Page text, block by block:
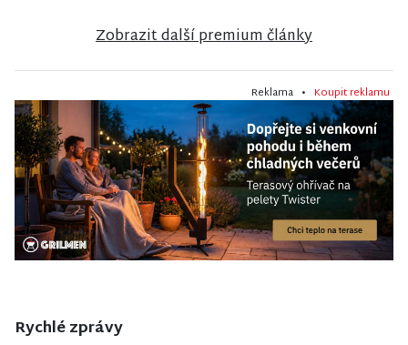
Zobrazit další premium články
Reklama • Koupit reklamu
Rychlé zprávy